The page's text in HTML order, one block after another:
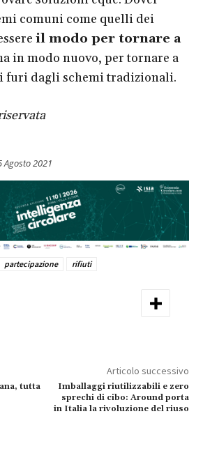
comuni come quelli dei
il modo per tornare a
in modo nuovo, per tornare a
furi dagli schemi tradizionali.
Agosto 2021
partecipazione rifiuti
tutta
Articolo successivo
Imballaggi riutilizzabili e zero
sprechi di cibo: Around porta
in Italia la rivoluzione del riuso